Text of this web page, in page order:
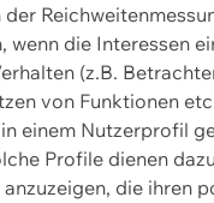
der
wenn die Interessen
(z.B.
von Funktionen
einem Nutzerprofil
Profile dienen
anzuzeigen, die ihren